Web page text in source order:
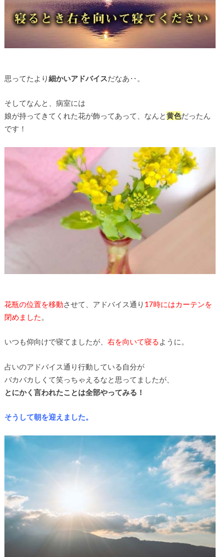
思ってたより細かいアドバイスだなあ‥。
そしてなんと、病室には
娘が持ってきてくれた花が飾ってあって、なんと黄色だったん
です！
花瓶の位置を移動させて、アドバイス通り 17時にはカーテンを
閉めました
いつも仰向けで寝てましたが、 右を向いて寝る ように。
占いのアドバイス通り行動している自分が
バカバカしくて笑っちゃえるなと思ってましたが、
とにかく言われたことは全部やってみる！
そうして朝を迎えました。